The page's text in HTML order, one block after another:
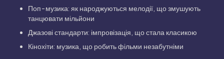
Поп-музика: як народжуються мелодії, що змушують
танцювати мільйони
Джазові стандарти: імпровізація, що стала класикою
Кінохіти: музика, що робить фільми незабутніми